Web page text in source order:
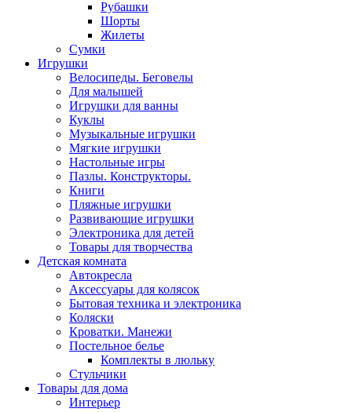
Рубашки
Шорты
Жилеты
Сумки
Игрушки
Велосипеды. Беговелы
Для малышей
Игрушки для ванны
Куклы
Музыкальные игрушки
Мягкие игрушки
Настольные игры
Пазлы. Конструкторы.
Книги
Пляжные игрушки
Развивающие игрушки
Электроника для детей
Товары для творчества
Детская комната
Автокресла
Аксессуары для колясок
Бытовая техника и электроника
Коляски
Кроватки. Манежи
Постельное белье
Комплекты в люльку
Стульчики
Товары для дома
Интерьер